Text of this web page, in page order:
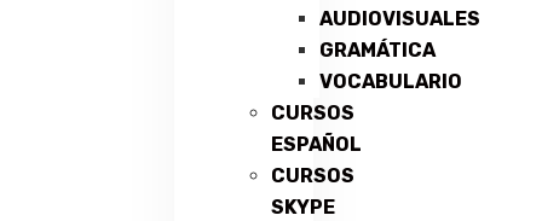
AUDIOVISUALES
GRAMÁTICA
VOCABULARIO
CURSOS
ESPAÑOL
CURSOS
SKYPE